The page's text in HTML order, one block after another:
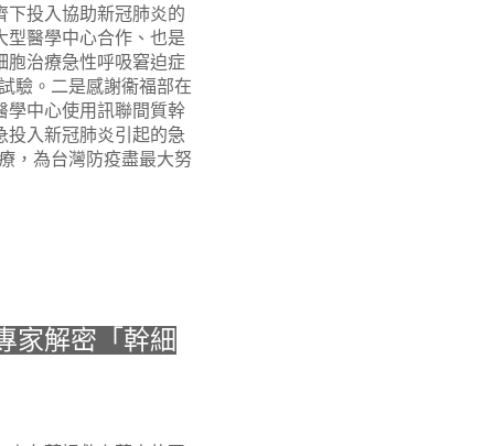
下投入協助新冠肺炎的
型醫學中心合作、也是
胞治療急性呼吸窘迫症
驗。二是感謝衞福部在
學中心使用訊聯間質幹
投入新冠肺炎引起的急
，為台灣防疫盡最大努
家解密「幹細